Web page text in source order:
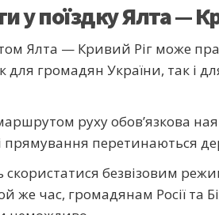
у поїздку Ялта —
Ялта — Кривий Ріг може
для громадян України, так і
руху обов’язкова
прямування перетинаються
безвізовим
час, громадянам Росії та